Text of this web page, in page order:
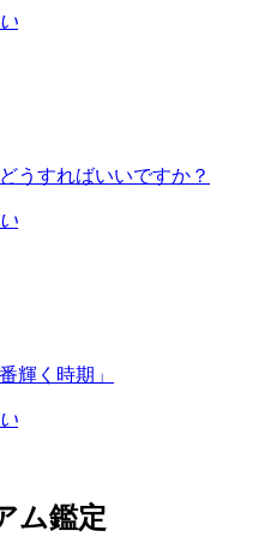
うすればいいですか？
輝く時期」
ム鑑定